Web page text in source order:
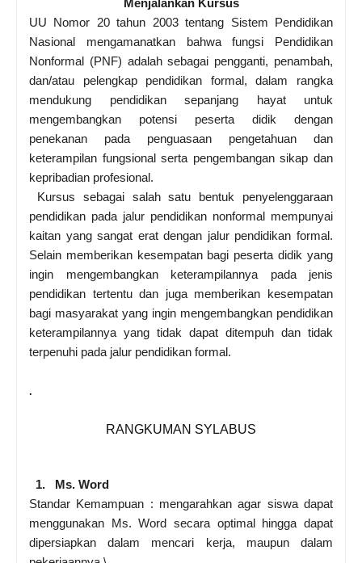
Menjalankan Kursus
UU Nomor 20 tahun 2003 tentang Sistem Pendidikan
Nasional mengamanatkan bahwa fungsi Pendidikan
Nonformal (PNF) adalah sebagai pengganti, penambah,
dan/atau pelengkap pendidikan formal, dalam rangka
mendukung pendidikan sepanjang hayat untuk
mengembangkan potensi peserta didik dengan
penekanan pada penguasaan pengetahuan dan
keterampilan fungsional serta pengembangan sikap dan
kepribadian profesional.
Kursus sebagai salah satu bentuk penyelenggaraan
pendidikan pada jalur pendidikan nonformal mempunyai
kaitan yang sangat erat dengan jalur pendidikan formal.
Selain memberikan kesempatan bagi peserta didik yang
ingin mengembangkan keterampilannya pada jenis
pendidikan tertentu dan juga memberikan kesempatan
bagi masyarakat yang ingin mengembangkan pendidikan
keterampilannya yang tidak dapat ditempuh dan tidak
terpenuhi pada jalur pendidikan formal.
.
RANGKUMAN SYLABUS
1. Ms. Word
Standar Kemampuan : mengarahkan agar siswa dapat
menggunakan Ms. Word secara optimal hingga dapat
dipersiapkan dalam mencari kerja, maupun dalam